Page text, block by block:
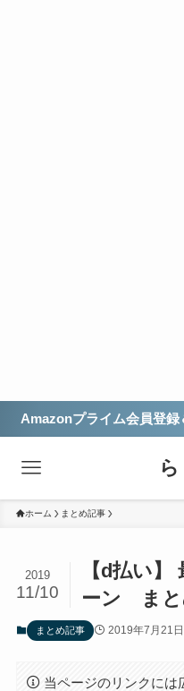
Amazonプライム会員登録
ホーム まとめ記事
【d払い
ーン まと
2019
11/10
まとめ記事 2019年7月21日
当ページのリンクには